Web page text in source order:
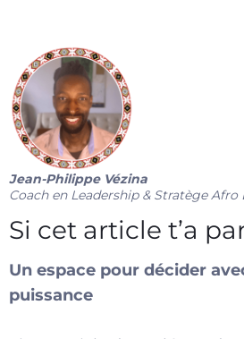
Jean-Philippe Vézina
Coach en Leadership & Stratège Afro
Si cet article t’a
Un espace pour décider
puissance